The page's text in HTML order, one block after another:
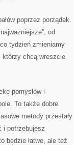
poprzez porządek.
od
tydzień zmieniamy
którzy chcą wreszcie
pomysłów i
To także dobre
metody przestały
i potrzebujesz
będzie łatwe, ale też